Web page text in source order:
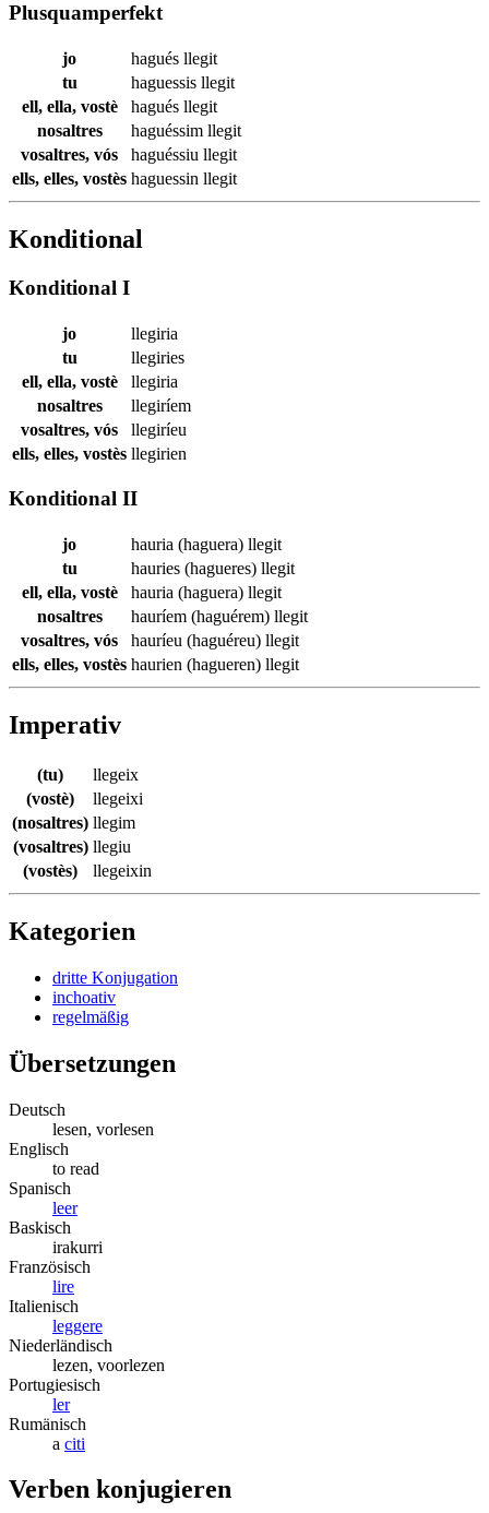
Plusquamperfekt
jo hagués llegit
tu
haguessis llegit
ell, ella, vostè
hagués llegit
nosaltres
haguéssim llegit
vosaltres, vós
haguéssiu llegit
ells, elles, vostès haguessin llegit
Konditional
Konditional I
jo
llegiria
tu
llegiries
ell, ella, vostè
llegiria
nosaltres
llegiríem
vosaltres, vós
llegiríeu
ells, elles, vostès llegirien
Konditional II
jo hauria (haguera) llegit
tu
hauries (hagueres) llegit
ell, ella, vostè
hauria (haguera) llegit
nosaltres
hauríem (haguérem) llegit
vosaltres, vós
hauríeu (haguéreu) llegit
ells, elles, vostès haurien (hagueren) llegit
Imperativ
(tu)
llegeix
(vostè)
llegeixi
(nosaltres) llegim
(vosaltres) llegiu
(vostès)
llegeixin
Kategorien
dritte Konjugation
inchoativ
regelmäßig
Übersetzungen
Deutsch
lesen, vorlesen
Englisch
to read
Spanisch
leer
Baskisch
irakurri
Französisch
lire
Italienisch
leggere
Niederländisch
lezen, voorlezen
Portugiesisch
ler
Rumänisch
a citi
Verben konjugieren